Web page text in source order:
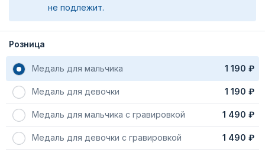
не подлежит.
Розница
Медаль для мальчика 1 190 ₽
Медаль для девочки 1 190 ₽
Медаль для мальчика с гравировкой 1 490 ₽
Медаль для девочки с гравировкой 1 490 ₽